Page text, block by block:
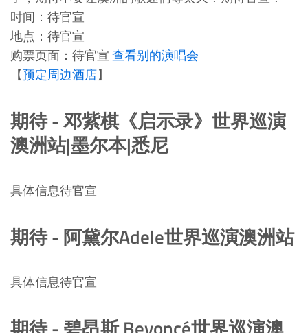
时间：待官宣
地点：待官宣
购票页面：待官宣查看别的演唱会
【预定周边酒店】
期待 - 邓紫棋《启示录》世界巡演
澳洲站|墨尔本|悉尼
具体信息待官宣
期待 - 阿黛尔Adele世界巡演澳洲站
具体信息待官宣